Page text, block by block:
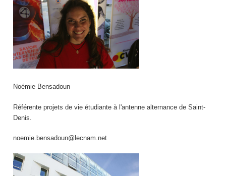
Noémie Bensadoun
Référente projets de vie étudiante à l'antenne alternance de Saint-
Denis.
noemie.bensadoun@lecnam.net